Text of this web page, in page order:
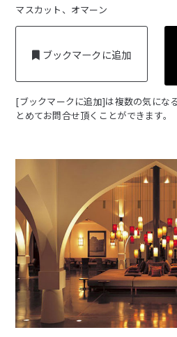
マスカット、オマーン
ブックマークに追加
[ブックマークに追加]は複数の気にな
とめてお問合せ頂くことができます。